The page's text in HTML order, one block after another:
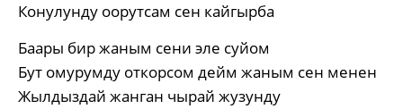
Конулунду оорутсам сен кайгырба
Баары бир жаным сени эле суйом
Бут омурумду откорсом дейм жаным сен менен
Жылдыздай жанган чырай жузунду